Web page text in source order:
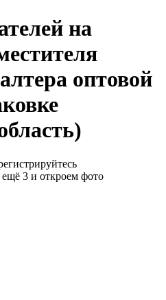
на
оптовой
3 и откроем фото